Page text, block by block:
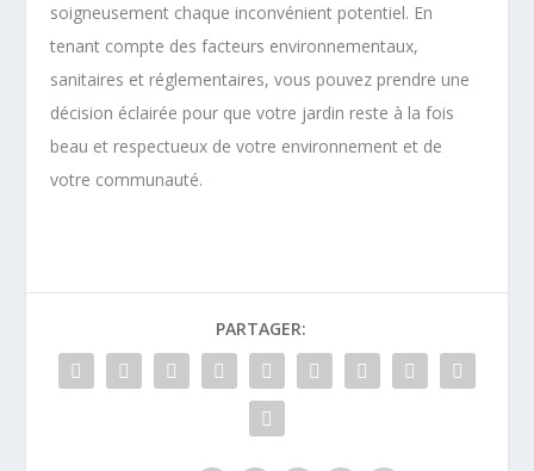
soigneusement chaque inconvénient potentiel. En
tenant compte des facteurs environnementaux,
sanitaires et réglementaires, vous pouvez prendre une
décision éclairée pour que votre jardin reste à la fois
beau et respectueux de votre environnement et de
votre communauté.
PARTAGER: